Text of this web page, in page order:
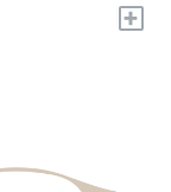
+